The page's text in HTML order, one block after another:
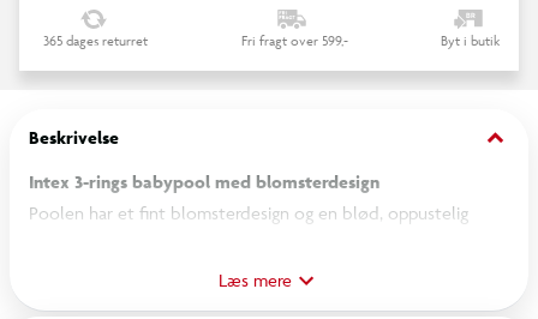
365 dages returret Fri fragt over 599,- Byt i butik
Beskrivelse keyboard_arrow_down
Intex 3-rings babypool med blomsterdesign
Poolen har et fint blomsterdesign og en blød, oppustelig
Babypoolen måler 86 x 25 cm, når den er pustet op, og kan
Læs mere